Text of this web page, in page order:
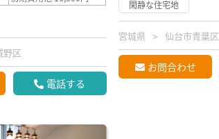
野区
電話する
閑静な住宅地
宮城県 仙台市青葉区
お問合わせ